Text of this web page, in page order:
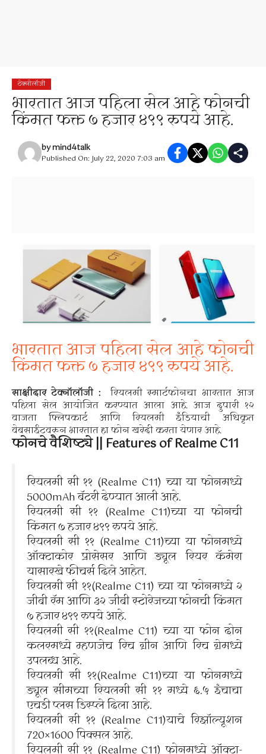
टेक्नोलॉजी
भारतात आज पहिला सेल आहे फोनची
किंमत फक्त ७ हजार ४९९ रुपये आहे.
bymind4talk
Published On: July 22, 2020 7:03 am
भारतात आज पहिला सेल आहे फोनची
किंमत फक्त ७ हजार ४९९ रुपये आहे.
साक्षीदार टेक्नॉलॉजी :
रियलमी स्मार्टफोनचा भारतात आज
पहिला सेल आयोजित करण्यात आला आहे. आज दुपारी १२
वाजता फ्लिपकार्ट आणि रियलमी इंडियाची अधिकृत
वेबसाईटवरून भारतात हा फोन खरेदी करता येणार आहे.
फोनचे वैशिष्ट्ये || Features of Realme C11
रियलमी सी ११ (Realme C11) च्या या फोनमध्ये
5000mAh बॅटरी देण्यात आली आहे.
रियलमी सी ११ (Realme C11)च्या या फोनची
किंमत ७ हजार ४९९ रुपये आहे.
रियलमी सी ११ (Realme C11)च्या या फोनमध्ये
ऑक्टाकोर प्रोसेसर आणि ड्यूल रियर कॅमेरा
यासारखे फीचर्स दिले आहेत.
रियलमी सी ११(Realme C11) च्या या फोनमध्ये २
जीबी रॅम आणि ३२ जीबी स्टोरेजच्या फोनची किंमत
७ हजार ४९९ रुपये आहे.
रियलमी सी ११(Realme C11) च्या या फोन दोन
कलरमध्ये म्हणजेच रिच ग्रीन आणि रिच ग्रेमध्ये
उपलब्ध आहे.
रियलमी सी ११(Realme C11)च्या या फोनमध्ये
ड्यूल सीमच्या रियलमी सी ११ मध्ये ६.५ इंचाचा
एचडी प्लस डिस्प्ले दिला आहे.
रियलमी सी ११ (Realme C11)याचे रिझॉल्यूशन
720×1600 पिक्सल आहे.
रियलमी सी ११ (Realme C11) फोनमध्ये ऑक्टा-